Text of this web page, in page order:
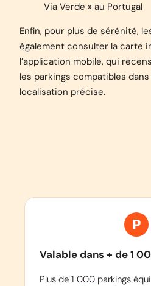
Via Verde » au Portugal
Enfin, pour plus de sérénité,
également consulter la carte
l’application mobile, qui
les parkings compatibles
localisation précise.
Valable dans + de 1
Plus de 1 000 parkings